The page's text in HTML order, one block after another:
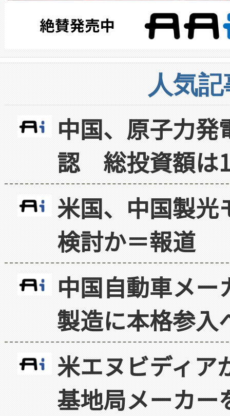
人気
中国、原子力
認 総投資額は
米国、中国製光
検討か＝報道
中国自動車メ
製造に本格参入
米エヌビディア
基地局メーカー